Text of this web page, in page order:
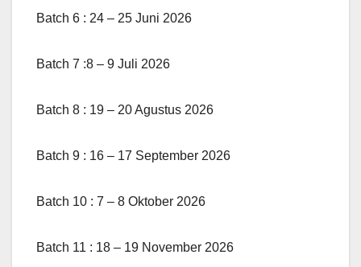
Batch 6 : 24 – 25 Juni 2026
Batch 7 :8 – 9 Juli 2026
Batch 8 : 19 – 20 Agustus 2026
Batch 9 : 16 – 17 September 2026
Batch 10 : 7 – 8 Oktober 2026
Batch 11 : 18 – 19 November 2026